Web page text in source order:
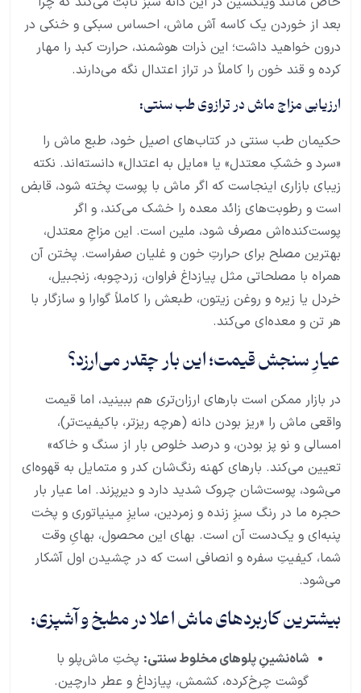
بعد از خوردن یک کاسه آش ماش، احساس سبکی و خنکی در
درون خواهید داشت؛ این ذرات هوشمند، حرارت کبد را مهار
کرده و قند خون را کاملاً در تراز اعتدال نگه می‌دارند.
ارزیابی مزاج ماش در ترازوی طب سنتی:
حکیمان طب سنتی در کتاب‌های اصیل خود، طبع ماش را
«سرد و خشکِ معتدل» یا «مایل به اعتدال» دانسته‌اند. نکته
زیبای بازاری اینجاست که اگر ماش با پوست پخته شود، قابض
است و رطوبت‌های زائد معده را خشک می‌کند، و اگر
پوست‌کنده‌اش مصرف شود، ملین است. این مزاجِ معتدل،
بهترین مصلح برای حرارتِ خون و غلیان صفراست. پختن آن
همراه با مصلحاتی مثل پیازداغ فراوان، زردچوبه، زنجبیل،
خردل یا زیره و روغن زیتون، طبعش را کاملاً گوارا و سازگار با
هر تن و معده‌ای می‌کند.
عیارِ سنجش قیمت؛ این بار چقدر می‌ارزد؟
در بازار ممکن است بارهای ارزان‌تری هم ببینید، اما قیمت
واقعی ماش را «ریز بودن دانه (هرچه ریزتر، باکیفیت‌تر)،
امسالی و نو پز بودن، و درصد خلوص بار از سنگ و خاکه»
تعیین می‌کند. بارهای کهنه رنگ‌شان کدر و متمایل به قهوه‌ای
می‌شود، پوست‌شان چروک شدید دارد و دیرپزند. اما عیار بار
حجره ما در رنگ سبزِ زنده و زمردین، سایزِ مینیاتوری و پخت
پنبه‌ای و یک‌دست آن است. بهای این محصول، بهایِ وقت
شما، کیفیتِ سفره و انصافی است که در چشیدن اول آشکار
می‌شود.
بیشترین کاربردهای ماش اعلا در مطبخ و آشپزی:
شاه‌نشینِ پلوهای مخلوط سنتی: پختِ ماش‌پلو با
گوشت چرخ‌کرده، کشمش، پیازداغ و عطر دارچین.